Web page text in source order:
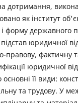
дотримання,
як інститут
і форму державного
юридичної
правову, фактичну
юридичної
її види:
та трудову. У